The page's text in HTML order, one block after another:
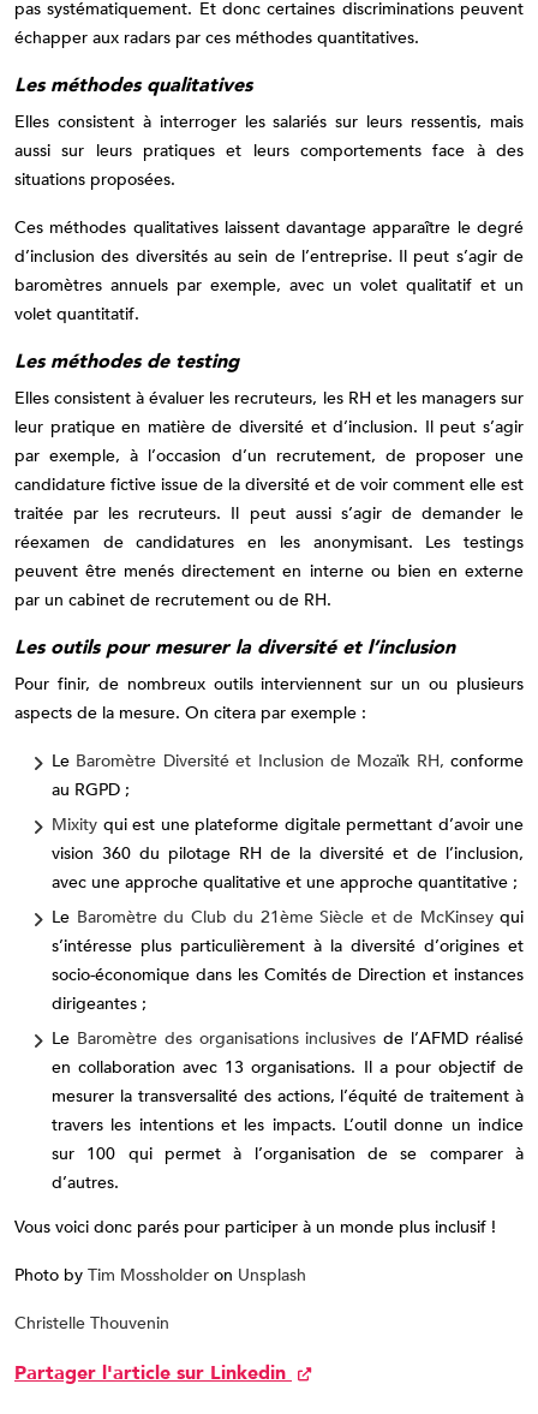
pas systématiquement. Et donc certaines discriminations peuvent
échapper aux radars par ces méthodes quantitatives.
Les méthodes qualitatives
Elles consistent à interroger les salariés sur leurs ressentis, mais
aussi sur leurs pratiques et leurs comportements face à des
situations proposées.
Ces méthodes qualitatives laissent davantage apparaître le degré
d’inclusion des diversités au sein de l’entreprise. Il peut s’agir de
baromètres annuels par exemple, avec un volet qualitatif et un
volet quantitatif.
Les méthodes de testing
Elles consistent à évaluer les recruteurs, les RH et les managers sur
leur pratique en matière de diversité et d’inclusion. Il peut s’agir
par exemple, à l’occasion d’un recrutement, de proposer une
candidature fictive issue de la diversité et de voir comment elle est
traitée par les recruteurs. Il peut aussi s’agir de demander le
réexamen de candidatures en les anonymisant. Les testings
peuvent être menés directement en interne ou bien en externe
par un cabinet de recrutement ou de RH.
Les outils pour mesurer la diversité et l’inclusion
Pour finir, de nombreux outils interviennent sur un ou plusieurs
aspects de la mesure. On citera par exemple :
Le Baromètre Diversité et Inclusion de Mozaïk RH, conforme
au RGPD ;
Mixity qui est une plateforme digitale permettant d’avoir une
vision 360 du pilotage RH de la diversité et de l’inclusion,
avec une approche qualitative et une approche quantitative ;
Le Baromètre du Club du 21ème Siècle et de McKinseyqui
s’intéresse plus particulièrement à la diversité d’origines et
socio-économique dans les Comités de Direction et instances
dirigeantes ;
Le Baromètre des organisations inclusives de l’AFMD réalisé
en collaboration avec 13 organisations. Il a pour objectif de
mesurer la transversalité des actions, l’équité de traitement à
travers les intentions et les impacts. L’outil donne un indice
sur 100 qui permet à l’organisation de se comparer à
d’autres.
Vous voici donc parés pour participer à un monde plus inclusif !
Photo by Tim Mossholder on Unsplash
Christelle Thouvenin
Partager l'article sur Linkedin